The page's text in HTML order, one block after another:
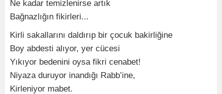
Ne kadar temizlenirse artık
Bağnazlığın fikirleri...
Kirli sakallarını daldırıp bir çocuk bakirliğine
Boy abdesti alıyor, yer cücesi
Yıkıyor bedenini oysa fikri cenabet!
Niyaza duruyor inandığı Rabb’ine,
Kirleniyor mabet.